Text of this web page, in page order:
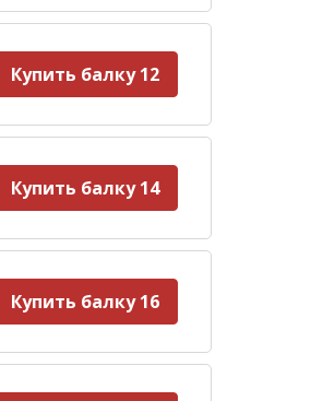
Купить балку 12
Купить балку 14
Купить балку 16